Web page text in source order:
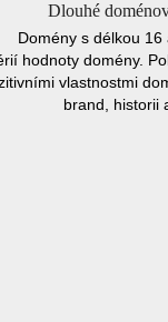
Dlouhé
Domény s délkou 16
hodnoty domény.
vlastnostmi
brand, historii